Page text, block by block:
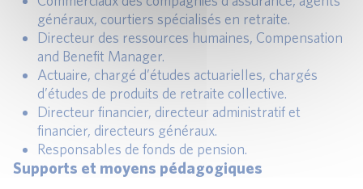
généraux, courtiers spécialisés en retraite.
Directeur des ressources humaines, Compensation
and Benefit Manager.
Actuaire, chargé d’études actuarielles, chargés
d’études de produits de retraite collective.
Directeur financier, directeur administratif et
financier, directeurs généraux.
Responsables de fonds de pension.
Supports et moyens pédagogiques